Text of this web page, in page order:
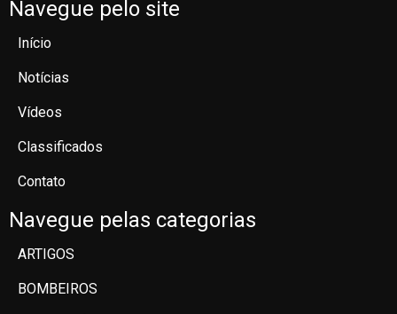
Navegue pelo site
Início
Notícias
Vídeos
Classificados
Contato
Navegue pelas categorias
ARTIGOS
BOMBEIROS